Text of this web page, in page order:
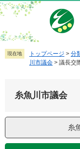
ペ
ー
ジ
の
先
メ
ニ
ュ
ー
を
へ
現在地 トップページ > 分
川市議会 > 議長交
糸魚川市議会
糸